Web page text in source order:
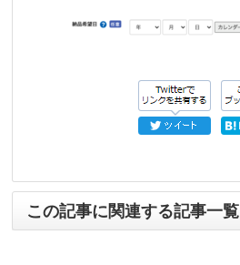
この記事に関連する記事一覧